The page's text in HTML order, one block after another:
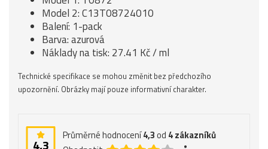
Model 2: C13T08724010
Balení: 1-pack
Barva: azurová
Náklady na tisk: 27.41 Kč / ml
Technické specifikace se mohou změnit bez předchozího
upozornění. Obrázky mají pouze informativní charakter.
4,3
Průměrné hodnocení4,3od 4zákazníků